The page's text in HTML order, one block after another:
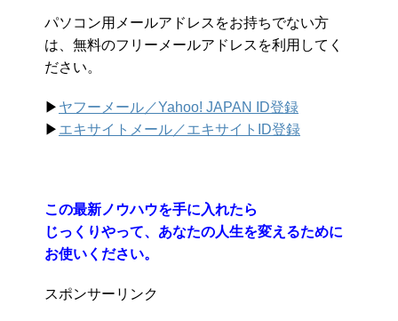
パソコン用メールアドレスをお持ちでない方
は、無料のフリーメールアドレスを利用してく
ださい。
▶︎ ヤフーメール／Yahoo! JAPAN ID登録
▶︎ エキサイトメール／エキサイトID登録
この最新ノウハウを手に入れたら
じっくりやって、あなたの人生を変えるために
お使いください。
スポンサーリンク